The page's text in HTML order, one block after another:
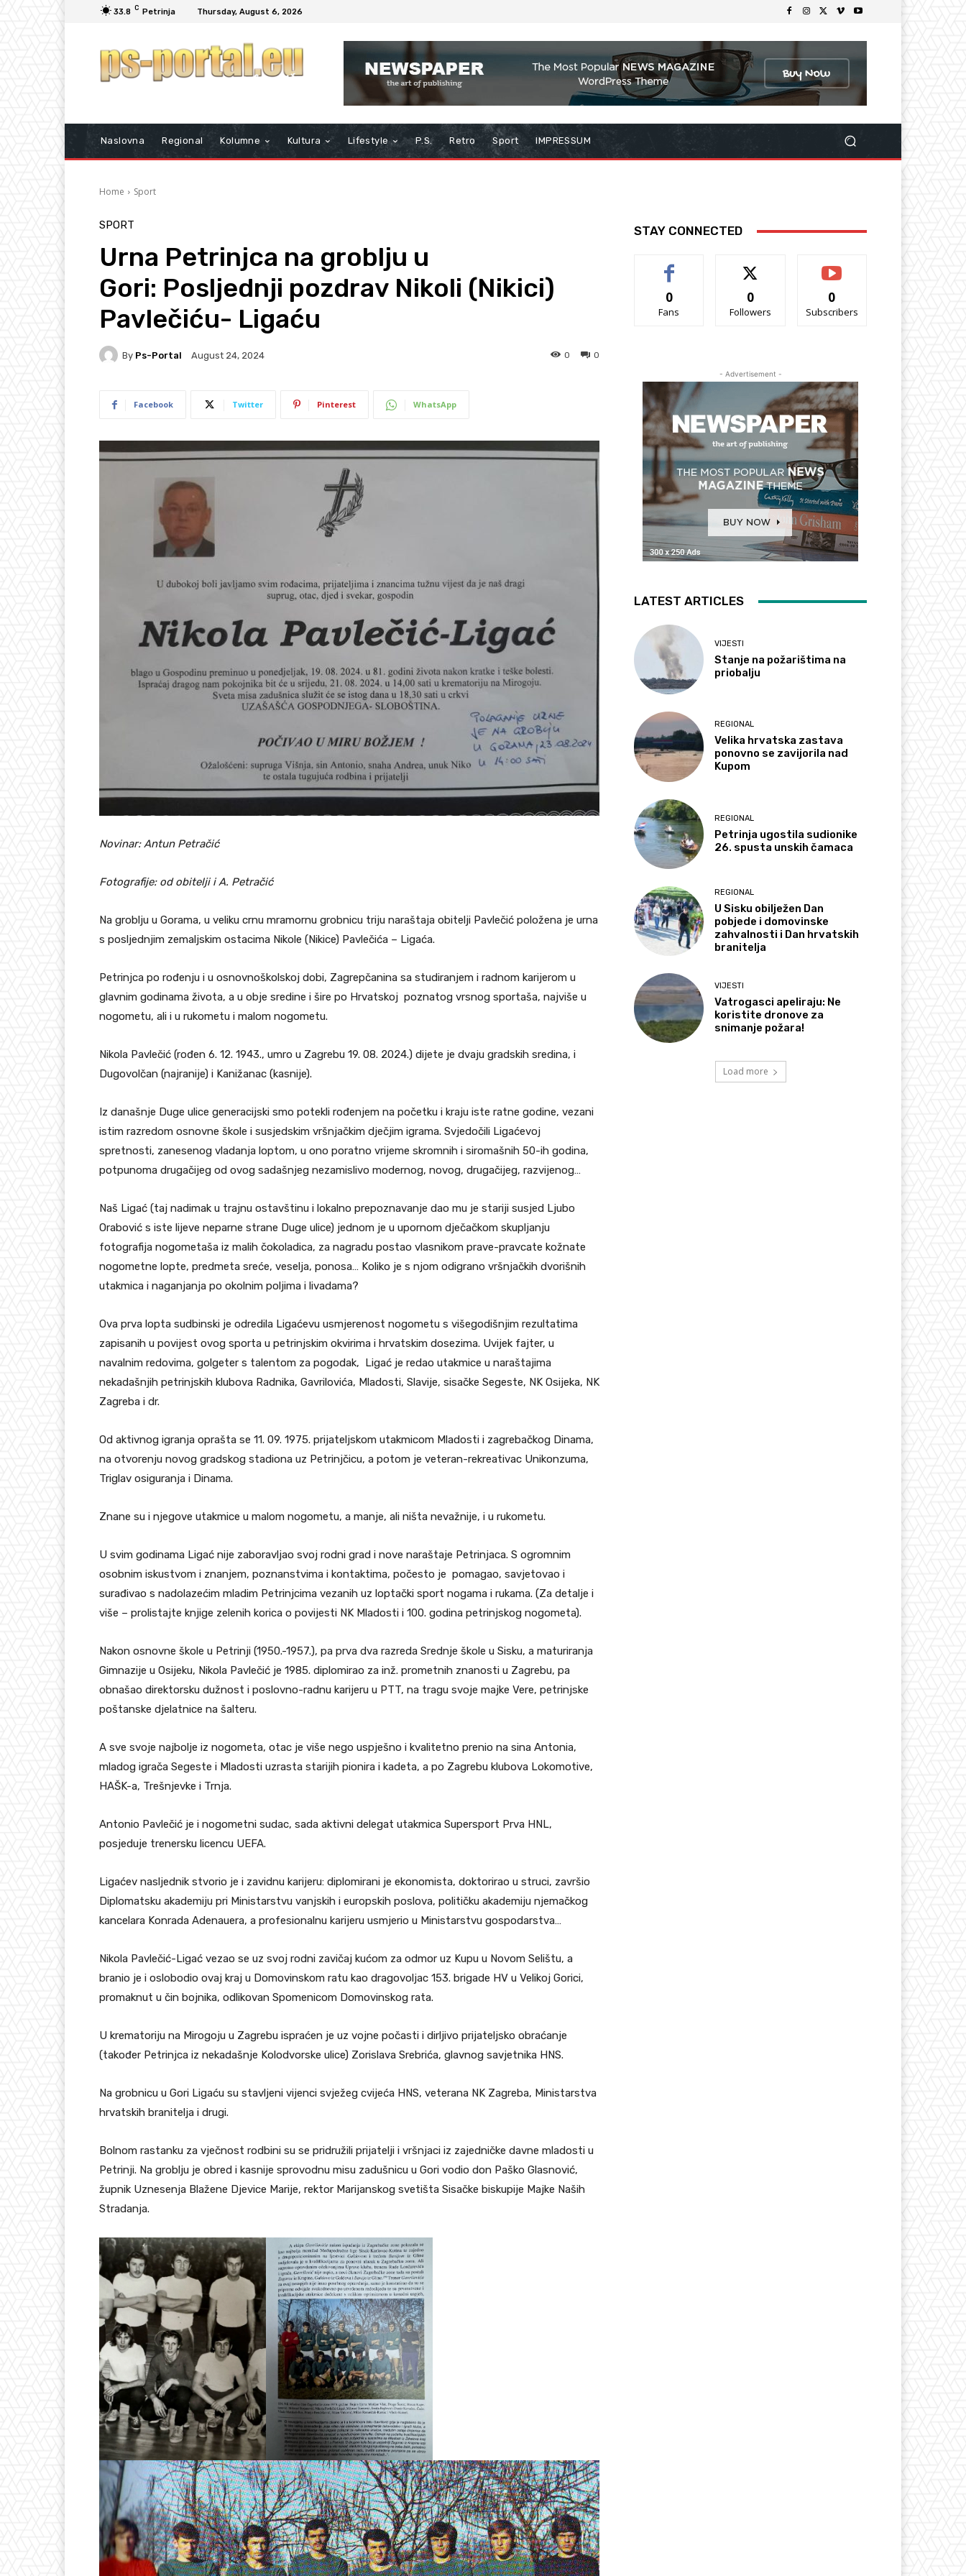
33.8 C Petrinja Thursday, August 6, 2026
Naslovna Regional Kolumne Kultura Lifestyle P.S. Retro Sport IMPRESSUM
Home Sport
SPORT
Urna Petrinjca na groblju u
Gori: Posljednji pozdrav Nikoli (Nikici)
Pavlečiću- Ligaću
By Ps-Portal August 24, 2024 0
0
Facebook Twitter Pinterest WhatsApp
Novinar: Antun Petračić
Fotografije: od obitelji i A. Petračić
Na groblju u Gorama, u veliku crnu mramornu grobnicu triju naraštaja obitelji Pavlečić položena je urna
s posljednjim zemaljskim ostacima Nikole (Nikice) Pavlečića – Ligaća.
Petrinjca po rođenju i u osnovnoškolskoj dobi, Zagrepčanina sa studiranjem i radnom karijerom u
glavnim godinama života, a u obje sredine i šire po Hrvatskoj poznatog vrsnog sportaša, najviše u
nogometu, ali i u rukometu i malom nogometu.
Nikola Pavlečić (rođen 6. 12. 1943., umro u Zagrebu 19. 08. 2024.) dijete je dvaju gradskih sredina, i
Dugovolčan (najranije) i Kanižanac (kasnije).
Iz današnje Duge ulice generacijski smo potekli rođenjem na početku i kraju iste ratne godine, vezani
istim razredom osnovne škole i susjedskim vršnjačkim dječjim igrama. Svjedočili Ligaćevoj
spretnosti, zanesenog vladanja loptom, u ono poratno vrijeme skromnih i siromašnih 50-ih godina,
potpunoma drugačijeg od ovog sadašnjeg nezamislivo modernog, novog, drugačijeg, razvijenog…
Naš Ligać (taj nadimak u trajnu ostavštinu i lokalno prepoznavanje dao mu je stariji susjed Ljubo
Orabović s iste lijeve neparne strane Duge ulice) jednom je u upornom dječačkom skupljanju
fotografija nogometaša iz malih čokoladica, za nagradu postao vlasnikom prave-pravcate kožnate
nogometne lopte, predmeta sreće, veselja, ponosa… Koliko je s njom odigrano vršnjačkih dvorišnih
utakmica i naganjanja po okolnim poljima i livadama?
Ova prva lopta sudbinski je odredila Ligaćevu usmjerenost nogometu s višegodišnjim rezultatima
zapisanih u povijest ovog sporta u petrinjskim okvirima i hrvatskim dosezima. Uvijek fajter, u
navalnim redovima, golgeter s talentom za pogodak, Ligać je redao utakmice u naraštajima
nekadašnjih petrinjskih klubova Radnika, Gavrilovića, Mladosti, Slavije, sisačke Segeste, NK Osijeka, NK
Zagreba i dr.
Od aktivnog igranja oprašta se 11. 09. 1975. prijateljskom utakmicom Mladosti i zagrebačkog Dinama,
na otvorenju novog gradskog stadiona uz Petrinjčicu, a potom je veteran-rekreativac Unikonzuma,
Triglav osiguranja i Dinama.
Znane su i njegove utakmice u malom nogometu, a manje, ali ništa nevažnije, i u rukometu.
U svim godinama Ligać nije zaboravljao svoj rodni grad i nove naraštaje Petrinjaca. S ogromnim
osobnim iskustvom i znanjem, poznanstvima i kontaktima, počesto je pomagao, savjetovao i
surađivao s nadolazećim mladim Petrinjcima vezanih uz loptački sport nogama i rukama. (Za detalje i
više – prolistajte knjige zelenih korica o povijesti NK Mladosti i 100. godina petrinjskog nogometa).
Nakon osnovne škole u Petrinji (1950.-1957.), pa prva dva razreda Srednje škole u Sisku, a maturiranja
Gimnazije u Osijeku, Nikola Pavlečić je 1985. diplomirao za inž. prometnih znanosti u Zagrebu, pa
obnašao direktorsku dužnost i poslovno-radnu karijeru u PTT, na tragu svoje majke Vere, petrinjske
poštanske djelatnice na šalteru.
A sve svoje najbolje iz nogometa, otac je više nego uspješno i kvalitetno prenio na sina Antonia,
mladog igrača Segeste i Mladosti uzrasta starijih pionira i kadeta, a po Zagrebu klubova Lokomotive,
HAŠK-a, Trešnjevke i Trnja.
Antonio Pavlečić je i nogometni sudac, sada aktivni delegat utakmica Supersport Prva HNL,
posjeduje trenersku licencu UEFA.
Ligaćev nasljednik stvorio je i zavidnu karijeru: diplomirani je ekonomista, doktorirao u struci, završio
Diplomatsku akademiju pri Ministarstvu vanjskih i europskih poslova, političku akademiju njemačkog
kancelara Konrada Adenauera, a profesionalnu karijeru usmjerio u Ministarstvu gospodarstva…
Nikola Pavlečić-Ligać vezao se uz svoj rodni zavičaj kućom za odmor uz Kupu u Novom Selištu, a
branio je i oslobodio ovaj kraj u Domovinskom ratu kao dragovoljac 153. brigade HV u Velikoj Gorici,
promaknut u čin bojnika, odlikovan Spomenicom Domovinskog rata.
U krematoriju na Mirogoju u Zagrebu ispraćen je uz vojne počasti i dirljivo prijateljsko obraćanje
(također Petrinjca iz nekadašnje Kolodvorske ulice) Zorislava Srebrića, glavnog savjetnika HNS.
Na grobnicu u Gori Ligaću su stavljeni vijenci svježeg cvijeća HNS, veterana NK Zagreba, Ministarstva
hrvatskih branitelja i drugi.
Bolnom rastanku za vječnost rodbini su se pridružili prijatelji i vršnjaci iz zajedničke davne mladosti u
Petrinji. Na groblju je obred i kasnije sprovodnu misu zadušnicu u Gori vodio don Paško Glasnović,
župnik Uznesenja Blažene Djevice Marije, rektor Marijanskog svetišta Sisačke biskupije Majke Naših
Stradanja.
STAY CONNECTED
0
Fans
0
Followers
0
Subscribers
- Advertisement -
LATEST ARTICLES
VIJESTI
Stanje na požarištima na
priobalju
REGIONAL
Velika hrvatska zastava
ponovno se zavijorila nad
Kupom
REGIONAL
Petrinja ugostila sudionike
26. spusta unskih čamaca
REGIONAL
U Sisku obilježen Dan
pobjede i domovinske
zahvalnosti i Dan hrvatskih
branitelja
VIJESTI
Vatrogasci apeliraju: Ne
koristite dronove za
snimanje požara!
Load more